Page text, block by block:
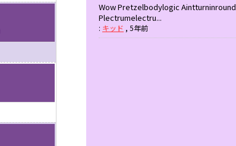
Wow Pretzelbodylogic Aintturninround
Plectrumelectru...
: キッド , 5年前